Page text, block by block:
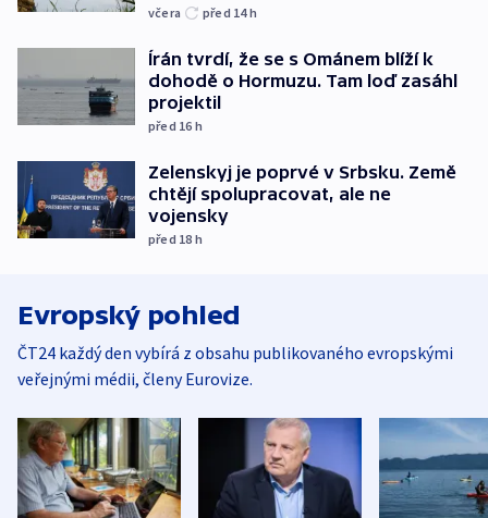
včera před 14h
Írán tvrdí, že se s Ománem blíží k
dohodě o Hormuzu. Tam loď zasáhl
projektil
před 16 h
Zelenskyj je poprvé v Srbsku. Země
chtějí spolupracovat, ale ne
vojensky
před 18 h
Evropský pohled
ČT24 každý den vybírá z obsahu publikovaného evropskými
veřejnými médii, členy Eurovize.